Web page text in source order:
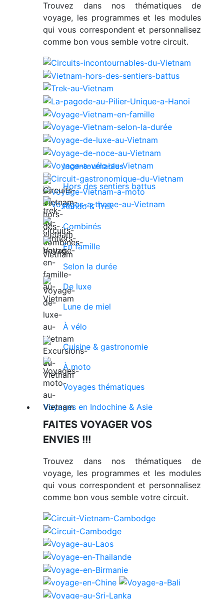
Trouvez dans nos thématiques de
voyage, les programmes et les modules
qui vous correspondent et personnalisez
comme bon vous semble votre circuit.
Incontournables
Hors des sentiers battus
Rando & Trek
Combinés
En famille
Selon la durée
De luxe
Lune de miel
À vélo
Cuisine & gastronomie
À moto
Voyages thématiques
Voyages en Indochine & Asie
FAITES VOYAGER VOS
ENVIES !!!
Trouvez dans nos thématiques de
voyage, les programmes et les modules
qui vous correspondent et personnalisez
comme bon vous semble votre circuit.